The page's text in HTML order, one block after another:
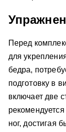
Перед
для
бедра,
подготовку в
включает две
ног, достигая